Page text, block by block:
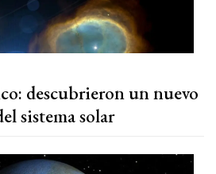
descubrieron un nuevo
sistema solar